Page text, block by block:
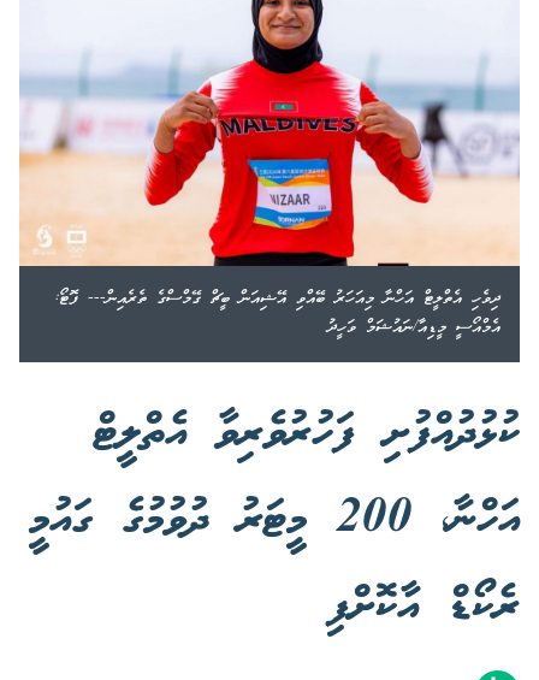
ދިވެހި އެތްލީޓް އަހްނާ މިއަހަރު ބޭއްވި އޭޝިއަން ބީޗް ގޭމްސްގެ ތެރެއިން--- ފޮޓޯ:
އެމްއޯސީ މީޑިއާ/ނައުޝަމް ވަހީދު
ކުޅުދުއްފުށި ފަހުރުވެރިވާ އެތްލީޓް
އަހްނާ، 200 މީޓަރު ދުވުމުގެ ގައުމީ
ރެކޯޑް އާކޮށްފި